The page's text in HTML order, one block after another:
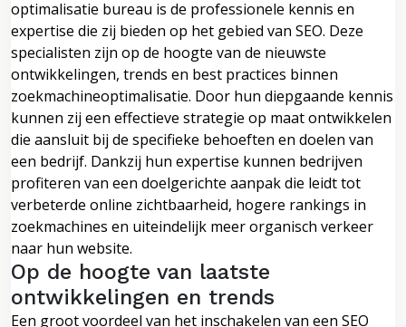
optimalisatie bureau is de professionele kennis en
expertise die zij bieden op het gebied van SEO. Deze
specialisten zijn op de hoogte van de nieuwste
ontwikkelingen, trends en best practices binnen
zoekmachineoptimalisatie. Door hun diepgaande kennis
kunnen zij een effectieve strategie op maat ontwikkelen
die aansluit bij de specifieke behoeften en doelen van
een bedrijf. Dankzij hun expertise kunnen bedrijven
profiteren van een doelgerichte aanpak die leidt tot
verbeterde online zichtbaarheid, hogere rankings in
zoekmachines en uiteindelijk meer organisch verkeer
naar hun website.
Op de hoogte van laatste
ontwikkelingen en trends
Een groot voordeel van het inschakelen van een SEO